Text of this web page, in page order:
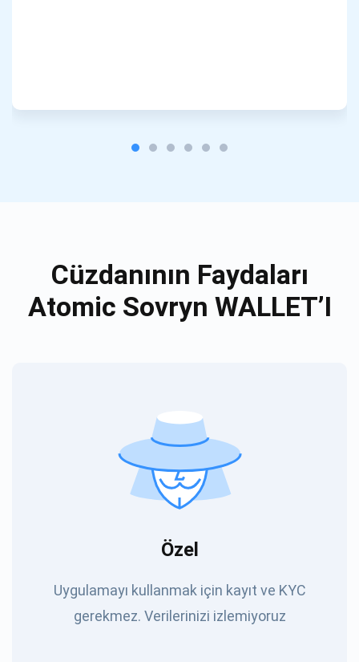
Cüzdanının Faydaları
Atomic Sovryn WALLET’I
Özel
Uygulamayı kullanmak için kayıt ve KYC
gerekmez. Verilerinizi izlemiyoruz